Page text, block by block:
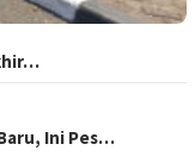
Ini Pes…